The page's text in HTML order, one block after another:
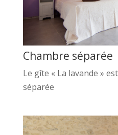
Chambre séparée
Le gîte « La lavande »
séparée